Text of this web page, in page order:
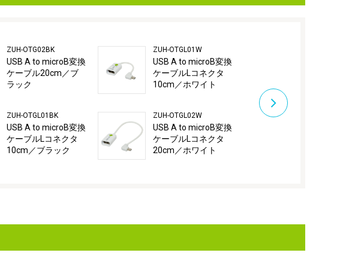
ZUH-OTG02BK
USB A to microB変換
ケーブル20cm／ブ
ラック
ZUH-OTGL01BK
USB A to microB変換
ケーブルLコネクタ
10cm／ブラック
ZUH-OTGL01W
USB A to microB変換
ケーブルLコネクタ
10cm／ホワイト
ZUH-OTGL02W
USB A to microB変換
ケーブルLコネクタ
20cm／ホワイト